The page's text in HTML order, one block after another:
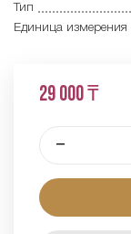
Тип
Единица измерения
29 000 ₸
–